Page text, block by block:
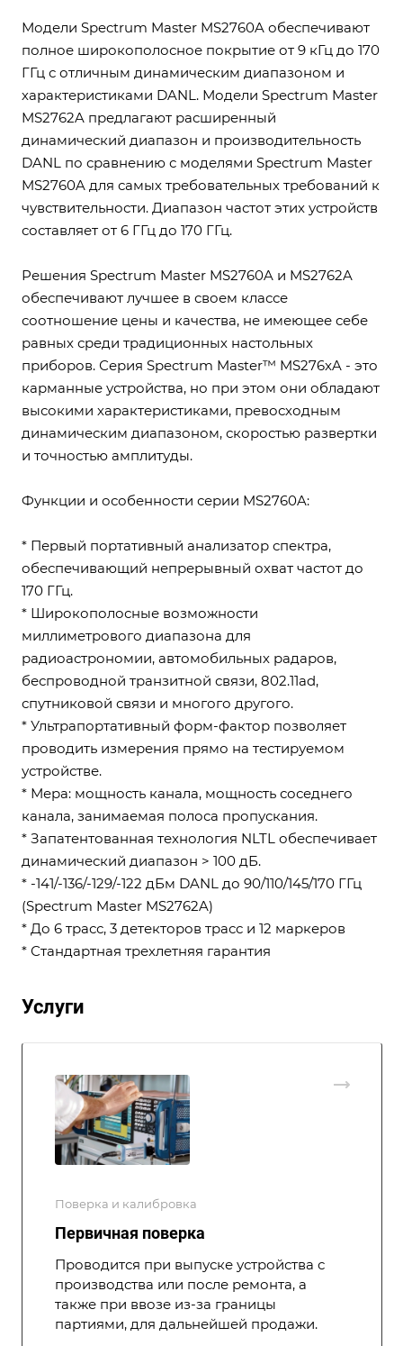
Модели Spectrum Master MS2760A обеспечивают
полное широкополосное покрытие от 9 кГц до 170
ГГц с отличным динамическим диапазоном и
характеристиками DANL. Модели Spectrum Master
MS2762A предлагают расширенный
динамический диапазон и производительность
DANL по сравнению с моделями Spectrum Master
MS2760A для самых требовательных требований к
чувствительности. Диапазон частот этих устройств
составляет от 6 ГГц до 170 ГГц.
Решения Spectrum Master MS2760A и MS2762A
обеспечивают лучшее в своем классе
соотношение цены и качества, не имеющее себе
равных среди традиционных настольных
приборов. Серия Spectrum Master™ MS276xA - это
карманные устройства, но при этом они обладают
высокими характеристиками, превосходным
динамическим диапазоном, скоростью развертки
и точностью амплитуды.
Функции и особенности серии MS2760A:
* Первый портативный анализатор спектра,
обеспечивающий непрерывный охват частот до
170 ГГц.
* Широкополосные возможности
миллиметрового диапазона для
радиоастрономии, автомобильных радаров,
беспроводной транзитной связи, 802.11ad,
спутниковой связи и многого другого.
* Ультрапортативный форм-фактор позволяет
проводить измерения прямо на тестируемом
устройстве.
* Мера: мощность канала, мощность соседнего
канала, занимаемая полоса пропускания.
* Запатентованная технология NLTL обеспечивает
динамический диапазон > 100 дБ.
* -141/-136/-129/-122 дБм DANL до 90/110/145/170 ГГц
(Spectrum Master MS2762A)
* До 6 трасс, 3 детекторов трасс и 12 маркеров
* Стандартная трехлетняя гарантия
Услуги
Поверка и калибровка
Первичная поверка
Проводится при выпуске устройства с
производства или после ремонта, а
также при ввозе из-за границы
партиями, для дальнейшей продажи.